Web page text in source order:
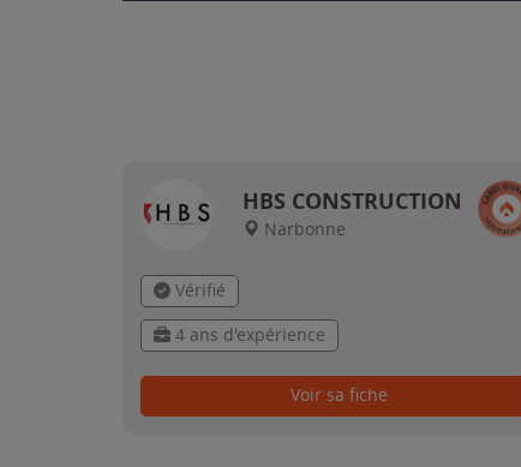
HBS CONSTRUCTION
Narbonne
Vérifié
4 ans d'expérience
Voir sa fiche